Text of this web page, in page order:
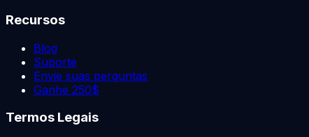
Recursos
Blog
Suporte
Envie suas perguntas
Ganhe 250$
Termos Legais